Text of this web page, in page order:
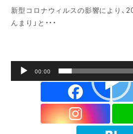
新型コロナウィルスの影響により、
んまり」と・・・
00:00